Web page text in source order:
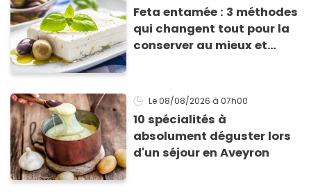
Feta entamée : 3 méthodes
qui changent tout pour la
conserver au mieux et
Le 08/08/2026 à 07h00
10 spécialités à
absolument déguster lors
d'un séjour en Aveyron